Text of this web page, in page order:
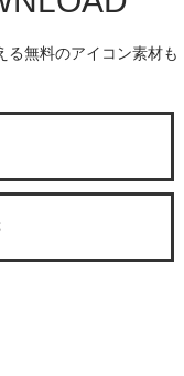
無料のアイコン素材も